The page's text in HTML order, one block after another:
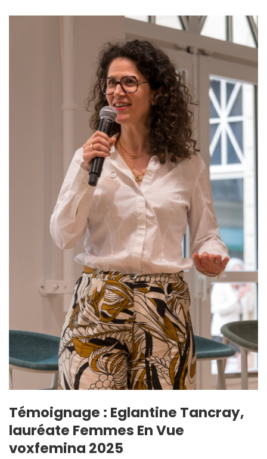
Témoignage : Eglantine Tancray,
lauréate Femmes En Vue
voxfemina 2025